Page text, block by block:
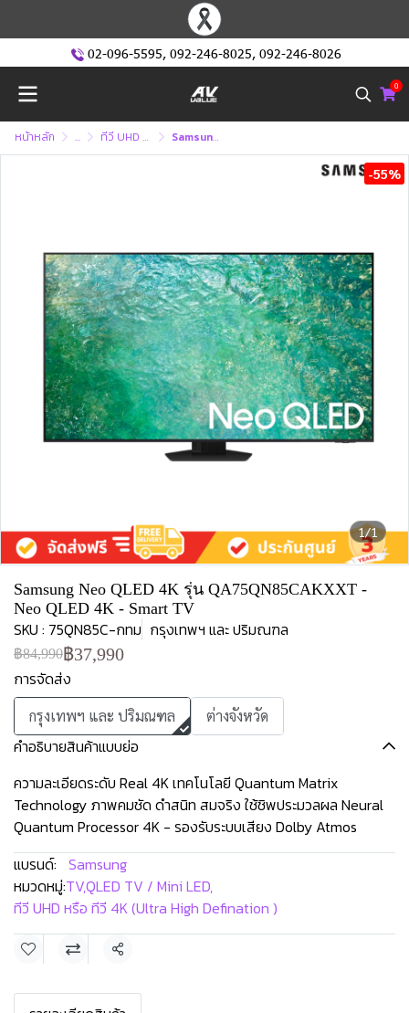
02-096-5595, 092-246-8025, 092-246-8026
0
หน้าหลัก ... ทีวี UHD หรือ ทีวี 4K (Ultra High Defination ) Samsung Neo QLED 4K รุ่น QA75QN85CAKXXT - Neo QLED 4K - Smart TV
1/1
-55%
Samsung Neo QLED 4K รุ่น QA75QN85CAKXXT -
Neo QLED 4K - Smart TV
SKU : 75QN85C-กทม กรุงเทพฯ และ ปริมณฑล
฿84,990฿37,990
การจัดส่ง
กรุงเทพฯ และ ปริมณฑล ต่างจังหวัด
คำอธิบายสินค้าแบบย่อ
ความละเอียดระดับ Real 4K เทคโนโลยี Quantum Matrix
Technology ภาพคมชัด ดำสนิท สมจริง ใช้ชิพประมวลผล Neural
Quantum Processor 4K - รองรับระบบเสียง Dolby Atmos
แบรนด์: Samsung
หมวดหมู่:TV,QLED TV / Mini LED,
ทีวี UHD หรือ ทีวี 4K (Ultra High Defination )
แชร์